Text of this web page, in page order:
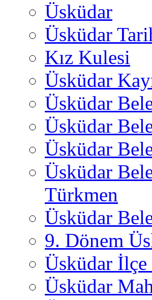
Üsküdar
Üsküdar
Kız Kulesi
Üsküdar
Üsküdar
Üsküdar
Üsküdar
Üsküdar
Türkmen
Üsküdar
9. Dönem
Üsküdar
Üsküdar